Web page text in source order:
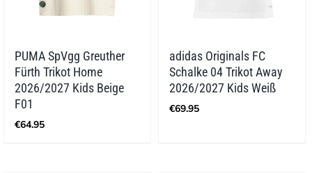
PUMA SpVgg Greuther
Fürth Trikot Home
2026/2027 Kids Beige
F01
€64.95
adidas Originals FC
Schalke 04 Trikot Away
2026/2027 Kids Weiß
€69.95